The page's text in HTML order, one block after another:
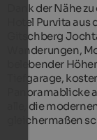
Dank der Nähe
Hotel Purvita
Gitschberg
Wanderungen,
belebender
Tiefgarage,
Panoramablicke
alle, die
gleichermaßen